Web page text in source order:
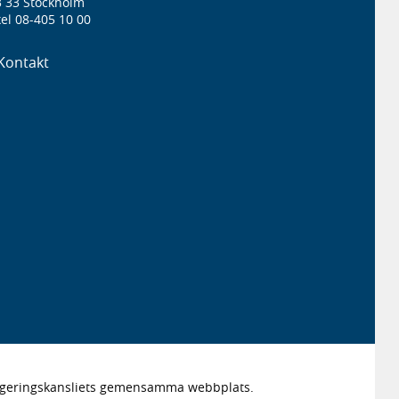
08-405 10 00
gemensamma webbplats.